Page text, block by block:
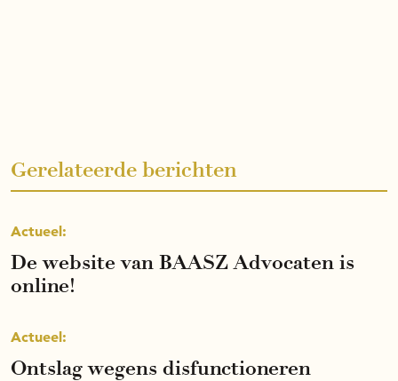
Gerelateerde berichten
Actueel:
De website van BAASZ Advocaten is
online!
Actueel:
Ontslag wegens disfunctioneren